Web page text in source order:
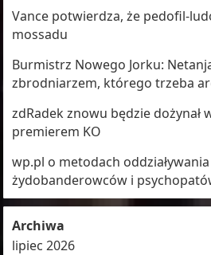
Vance potwierdza, że pedofil-
mossadu
Burmistrz Nowego Jorku:
zbrodniarzem, którego trzeba
zdRadek znowu będzie dożynał
premierem KO
wp.pl o metodach
żydobanderowców i
Archiwa
lipiec 2026